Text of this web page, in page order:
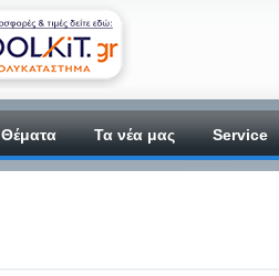
Τα νέα μας Service